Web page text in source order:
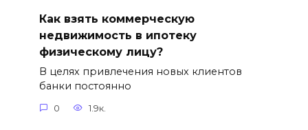
Как взять коммерческую
недвижимость в ипотеку
физическому лицу?
В целях привлечения новых клиентов
банки постоянно
0 1.9к.